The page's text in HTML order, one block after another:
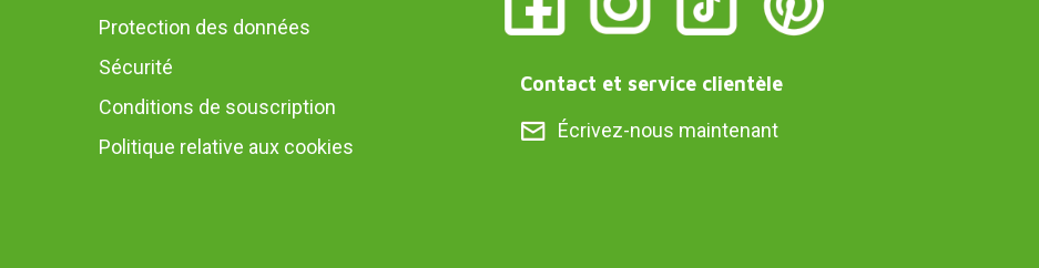
Protection des données
Sécurité
Conditions de souscription
Politique relative aux cookies
Contact et service clientèle
Écrivez-nous maintenant